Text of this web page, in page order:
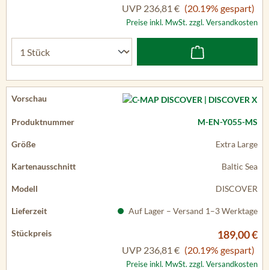
UVP 236,81 € (20.19% gespart)
Preise inkl. MwSt. zzgl. Versandkosten
M-EN-Y055-MS
Extra Large
Baltic Sea
DISCOVER
Auf Lager – Versand 1–3 Werktage
189,00 €
UVP 236,81 € (20.19% gespart)
Preise inkl. MwSt. zzgl. Versandkosten